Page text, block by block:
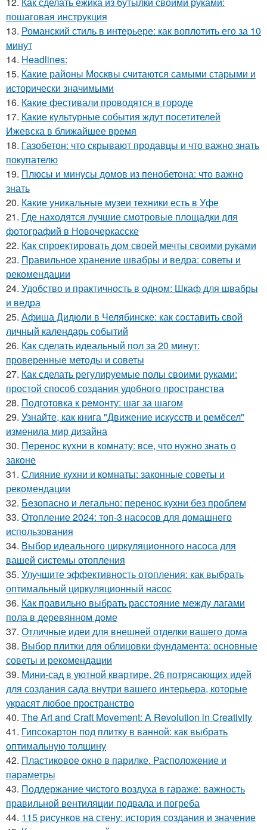
пошаговая инструкция
13. Романский стиль в интерьере: как воплотить его за 10
минут
14. Headlines:
15. Какие районы Москвы считаются самыми старыми и
исторически значимыми
16. Какие фестивали проводятся в городе
17. Какие культурные события ждут посетителей
Ижевска в ближайшее время
18. Газобетон: что скрывают продавцы и что важно знать
покупателю
19. Плюсы и минусы домов из пенобетона: что важно
знать
20. Какие уникальные музеи техники есть в Уфе
21. Где находятся лучшие смотровые площадки для
фотографий в Новочеркасске
22. Как спроектировать дом своей мечты своими руками
23. Правильное хранение швабры и ведра: советы и
рекомендации
24. Удобство и практичность в одном: Шкаф для швабры
и ведра
25. Афиша Дидюли в Челябинске: как составить свой
личный календарь событий
26. Как сделать идеальный пол за 20 минут:
проверенные методы и советы
27. Как сделать регулируемые полы своими руками:
простой способ создания удобного пространства
28. Подготовка к ремонту: шаг за шагом
29. Узнайте, как книга "Движение искусств и ремёсел"
изменила мир дизайна
30. Перенос кухни в комнату: все, что нужно знать о
законе
31. Слияние кухни и комнаты: законные советы и
рекомендации
32. Безопасно и легально: перенос кухни без проблем
33. Отопление 2024: топ-3 насосов для домашнего
использования
34. Выбор идеального циркуляционного насоса для
вашей системы отопления
35. Улучшите эффективность отопления: как выбрать
оптимальный циркуляционный насос
36. Как правильно выбрать расстояние между лагами
пола в деревянном доме
37. Отличные идеи для внешней отделки вашего дома
38. Выбор плитки для облицовки фундамента: основные
советы и рекомендации
39. Мини-сад в уютной квартире. 26 потрясающих идей
для создания сада внутри вашего интерьера, которые
украсят любое пространство
40. The Art and Craft Movement: A Revolution in Creativity
41. Гипсокартон под плитку в ванной: как выбрать
оптимальную толщину
42. Пластиковое окно в парилке. Расположение и
параметры
43. Поддержание чистого воздуха в гараже: важность
правильной вентиляции подвала и погреба
44. 115 рисунков на стену: история создания и значение